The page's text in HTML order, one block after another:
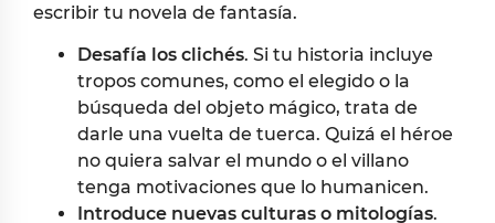
escribir tu novela de fantasía.
Desafía los clichés. Si tu historia incluye
tropos comunes, como el elegido o la
búsqueda del objeto mágico, trata de
darle una vuelta de tuerca. Quizá el héroe
no quiera salvar el mundo o el villano
tenga motivaciones que lo humanicen.
Introduce nuevas culturas o mitologías.